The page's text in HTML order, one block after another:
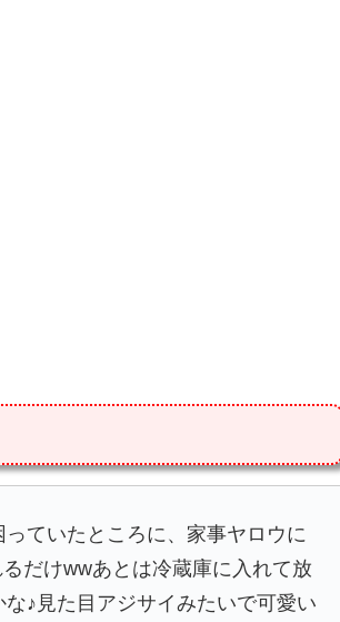
ていたところに、家事ヤロウに
だけwwあとは冷蔵庫に入れて放
♪見た目アジサイみたいで可愛い